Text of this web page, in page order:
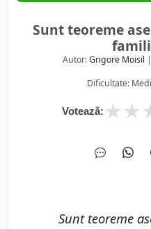
Sunt teoreme
Autor:Grigore Moisil|
Dificultate:
Votează: ★
★
Sunt teoreme